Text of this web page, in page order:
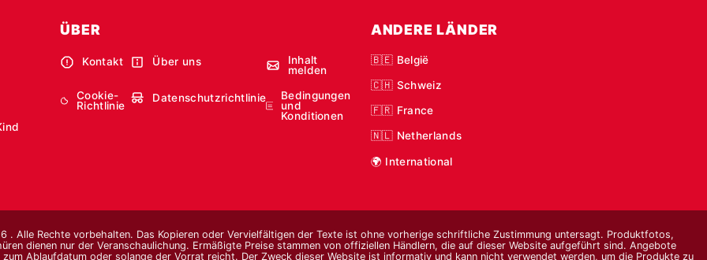
ÜBER
Kontakt Über uns
Inhalt
melden
Cookie-
Richtlinie
Datenschutzrichtlinie
Bedingungen
und
Konditionen
ANDERE LÄNDER
🇧🇪 België
🇨🇭 Schweiz
🇫🇷 France
🇳🇱 Netherlands
🌍 International
. Alle Rechte vorbehalten. Das Kopieren oder Vervielfältigen der Texte ist ohne vorherige schriftliche Zustimmung untersagt. Produktfotos,
dienen nur der Veranschaulichung. Ermäßigte Preise stammen von offiziellen Händlern, die auf dieser Website aufgeführt sind. Angebote
Ablaufdatum oder solange der Vorrat reicht. Der Zweck dieser Website ist informativ und kann nicht verwendet werden, um die Produkte zu